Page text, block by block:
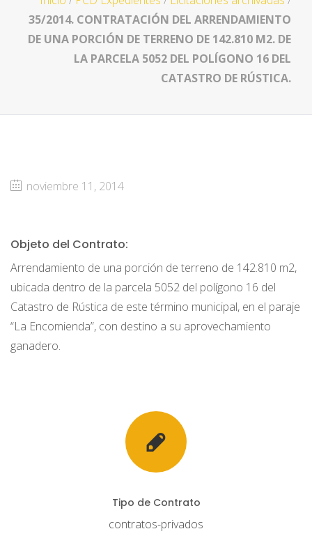
35/2014. CONTRATACIÓN DEL ARRENDAMIENTO
DE UNA PORCIÓN DE TERRENO DE 142.810 M2. DE
LA PARCELA 5052 DEL POLÍGONO 16 DEL
CATASTRO DE RÚSTICA.
noviembre 11, 2014
Objeto del Contrato:
Arrendamiento de una porción de terreno de 142.810 m2,
ubicada dentro de la parcela 5052 del polígono 16 del
Catastro de Rústica de este término municipal, en el paraje
“La Encomienda”, con destino a su aprovechamiento
ganadero.
Tipo de Contrato
contratos-privados